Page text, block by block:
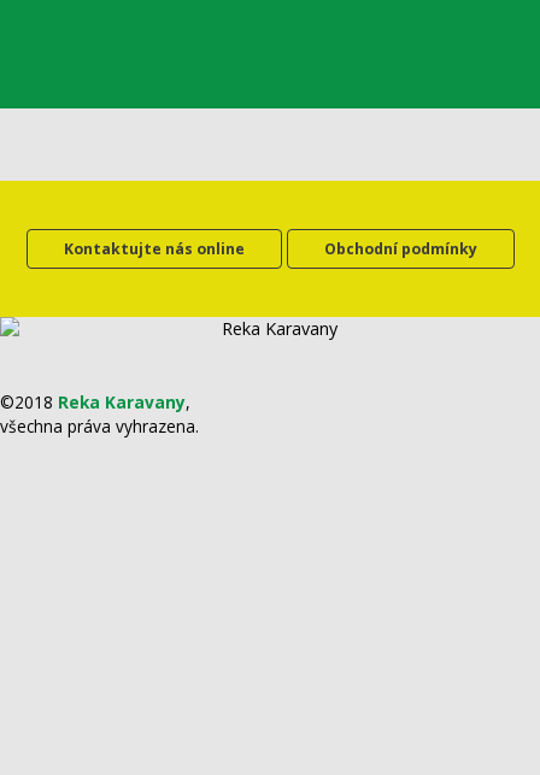
Kontaktujte nás online Obchodní podmínky
©2018 Reka Karavany,
všechna práva vyhrazena.